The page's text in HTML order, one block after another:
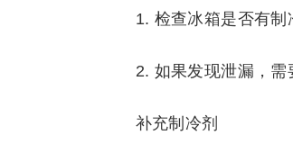
1. 检查冰箱是否有制
2. 如果发现泄漏，需
补充制冷剂